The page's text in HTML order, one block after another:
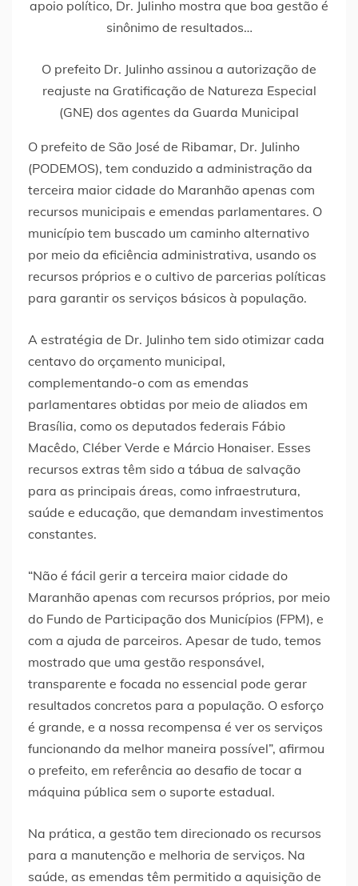
O prefeito Dr. Julinho assinou a autorização de
reajuste na Gratificação de Natureza Especial
(GNE) dos agentes da Guarda Municipal
O prefeito de São José de Ribamar, Dr. Julinho
(PODEMOS), tem conduzido a administração da
terceira maior cidade do Maranhão apenas com
recursos municipais e emendas parlamentares. O
município tem buscado um caminho alternativo
por meio da eficiência administrativa, usando os
recursos próprios e o cultivo de parcerias políticas
para garantir os serviços básicos à população.
A estratégia de Dr. Julinho tem sido otimizar cada
centavo do orçamento municipal,
complementando-o com as emendas
parlamentares obtidas por meio de aliados em
Brasília, como os deputados federais Fábio
Macêdo, Cléber Verde e Márcio Honaiser. Esses
recursos extras têm sido a tábua de salvação
para as principais áreas, como infraestrutura,
saúde e educação, que demandam investimentos
constantes.
“Não é fácil gerir a terceira maior cidade do
Maranhão apenas com recursos próprios, por meio
do Fundo de Participação dos Municípios (FPM), e
com a ajuda de parceiros. Apesar de tudo, temos
mostrado que uma gestão responsável,
transparente e focada no essencial pode gerar
resultados concretos para a população. O esforço
é grande, e a nossa recompensa é ver os serviços
funcionando da melhor maneira possível”, afirmou
o prefeito, em referência ao desafio de tocar a
máquina pública sem o suporte estadual.
Na prática, a gestão tem direcionado os recursos
para a manutenção e melhoria de serviços. Na
saúde, as emendas têm permitido a aquisição de